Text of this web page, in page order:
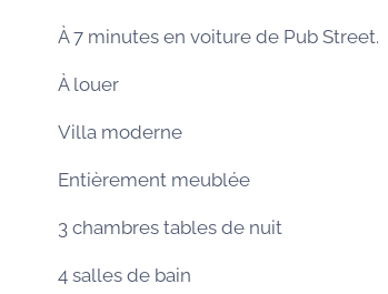
À 7 minutes en voiture de Pub Street.
À louer
Villa moderne
Entièrement meublée
3 chambres tables de nuit
4 salles de bain